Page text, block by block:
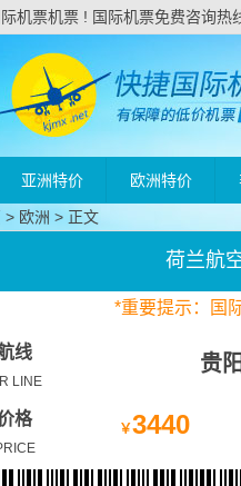
机票机票 ! 国际机票免费咨询热
亚洲特价 欧洲特价
> 欧洲 > 正文
荷兰航
*重要提示：国
线
LINE
贵阳
格
￥3440